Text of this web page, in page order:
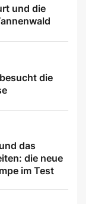
und die
die
das
die neue
im Test